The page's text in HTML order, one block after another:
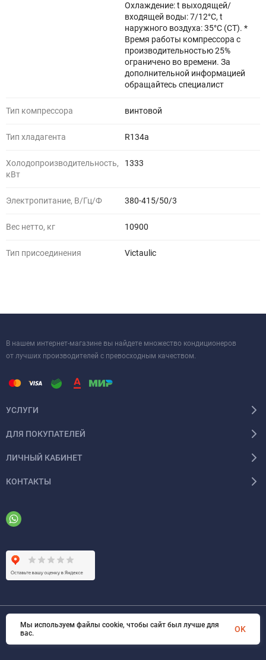
Охлаждение: t выходящей/
входящей воды: 7/12°С, t
наружного воздуха: 35°С (СТ). *
Время работы компрессора с
производительностью 25%
ограничено во времени. За
дополнительной информацией
обращайтесь специалист
Тип компрессора винтовой
Тип хладагента R134a
Холодопроизводительность,
кВт
1333
Электропитание, В/Гц/Ф 380-415/50/3
Вес нетто, кг 10900
Тип присоединения Victaulic
В нашем интернет-магазине вы найдете множество кондиционеров
от лучших производителей с превосходным качеством.
УСЛУГИ
ДЛЯ ПОКУПАТЕЛЕЙ
ЛИЧНЫЙ КАБИНЕТ
КОНТАКТЫ
© 2026 ООО «ФАЗИНЖИНИРИНГ». Все права защищены
Мы используем файлы cookie, чтобы сайт был лучше для
вас.
OK